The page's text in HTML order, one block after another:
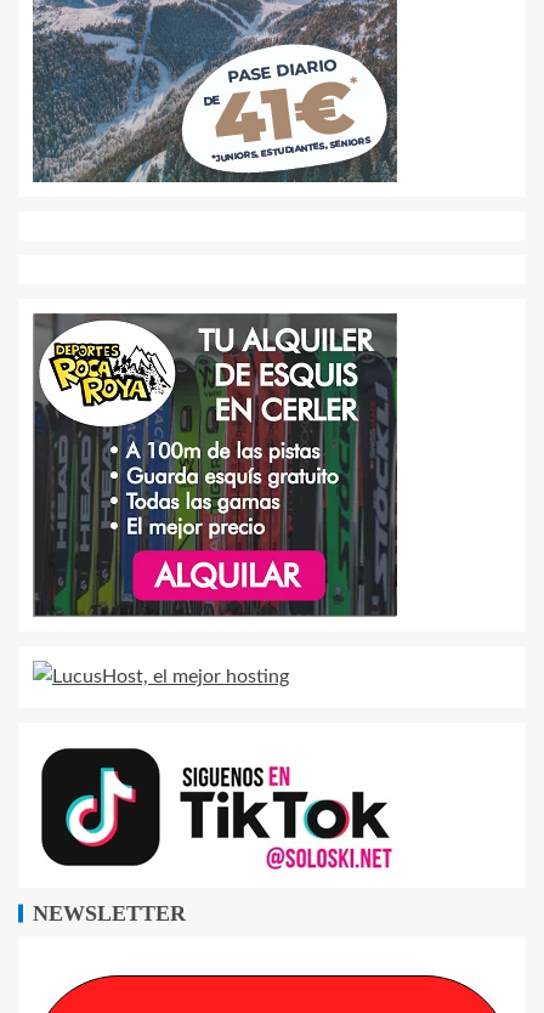
NEWSLETTER